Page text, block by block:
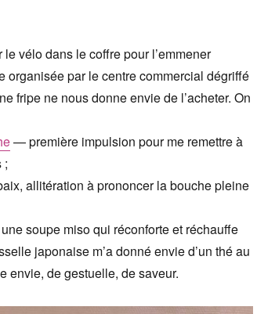
vélo dans le coffre pour l’emmener
organisée par le centre commercial dégriffé
fripe ne nous donne envie de l’acheter. On
— première impulsion pour me remettre à
;
allitération à prononcer la bouche pleine
soupe miso qui réconforte et réchauffe
japonaise m’a donné envie d’un thé au
envie, de gestuelle, de saveur.